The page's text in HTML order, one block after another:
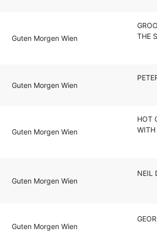
Guten Morgen Wien
THE
Guten Morgen Wien
Guten Morgen Wien
HOT
WITH
Guten Morgen Wien
NEIL
Guten Morgen Wien